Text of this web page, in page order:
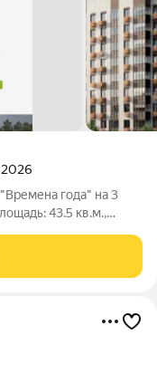
2026
года" на 3
43.5 кв.м.,